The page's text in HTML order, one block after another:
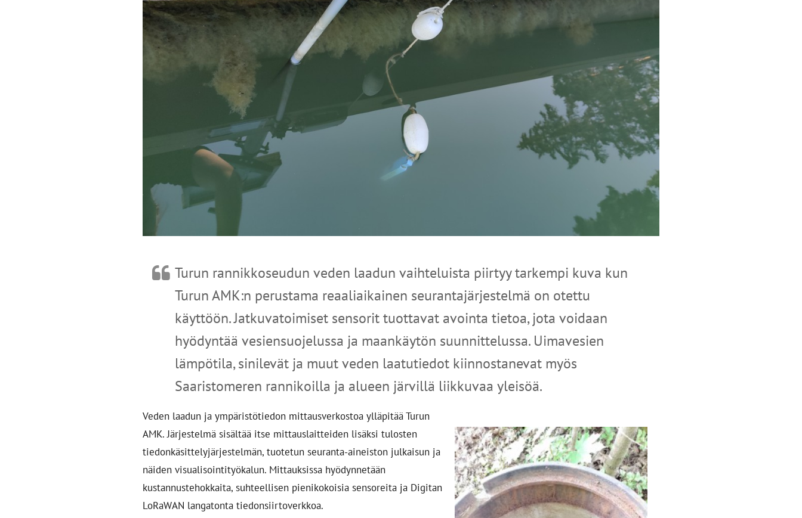
Turun rannikkoseudun veden laadun vaihteluista piirtyy tarkempi kuva kun
Turun AMK:n perustama reaaliaikainen seurantajärjestelmä on otettu
käyttöön. Jatkuvatoimiset sensorit tuottavat avointa tietoa, jota voidaan
hyödyntää vesiensuojelussa ja maankäytön suunnittelussa. Uimavesien
lämpötila, sinilevät ja muut veden laatutiedot kiinnostanevat myös
Saaristomeren rannikoilla ja alueen järvillä liikkuvaa yleisöä.
Veden laadun ja ympäristötiedon mittausverkostoa ylläpitää Turun
AMK. Järjestelmä sisältää itse mittauslaitteiden lisäksi tulosten
tiedonkäsittelyjärjestelmän, tuotetun seuranta-aineiston julkaisun ja
näiden visualisointityökalun. Mittauksissa hyödynnetään
kustannustehokkaita, suhteellisen pienikokoisia sensoreita ja Digitan
LoRaWAN langatonta tiedonsiirtoverkkoa.